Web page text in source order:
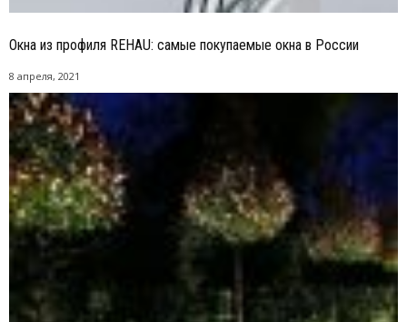
Окна из профиля REHAU: самые покупаемые окна в России
8 апреля, 2021